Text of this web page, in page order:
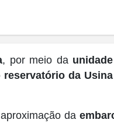
, por meio da
reservatório da
da